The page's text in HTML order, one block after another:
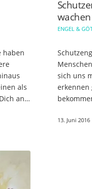
haben
als
an
ENGEL &
sich uns
erkennen
ist es
13. Juni 2016